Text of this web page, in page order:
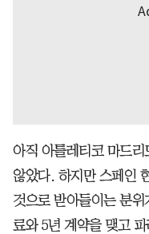
아직 아틀레티코 마드리
않았다. 하지만 스페인
것으로 받아들이는 분
료와 5년 계약을 맺고